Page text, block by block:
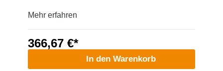
Mehr erfahren
366,67 €*
In den Warenkorb